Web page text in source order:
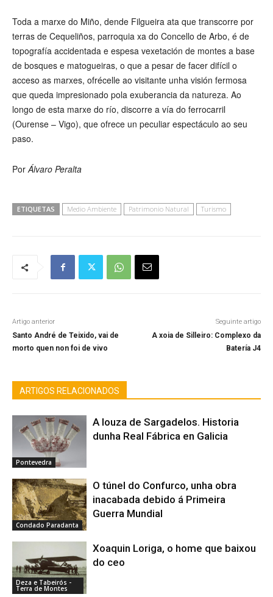
Toda a marxe do Miño, dende Filgueira ata que transcorre por
terras de Cequeliños, parroquia xa do Concello de Arbo, é de
topografía accidentada e espesa vexetación de montes a base
de bosques e matogueiras, o que a pesar de facer difícil o
acceso as marxes, ofrécelle ao visitante unha visión fermosa
que queda impresionado pola exuberancia da natureza. Ao
longo de esta marxe do río, discorre a vía do ferrocarril
(Ourense – Vigo), que ofrece un peculiar espectáculo ao seu
paso.
PorÁlvaro Peralta
ETIQUETAS Medio Ambiente Patrimonio Natural Turismo
Artigo anterior
Santo André de Teixido, vai de
morto quen non foi de vivo
Seguinte artigo
A xoia de Silleiro: Complexo da
Batería J4
ARTIGOS RELACIONADOS
Pontevedra
A louza de Sargadelos. Historia
dunha Real Fábrica en Galicia
Condado Paradanta
O túnel do Confurco, unha obra
inacabada debido á Primeira
Guerra Mundial
Deza e Tabeirós -
Terra de Montes
Xoaquin Loriga, o home que baixou
do ceo